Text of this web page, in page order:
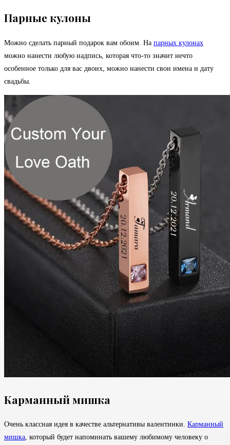
Парные кулоны
Можно сделать парный подарок вам обоим. На парных кулонах
можно нанести любую надпись, которая что-то значит нечто
особенное только для вас двоих, можно нанести свои имена и дату
свадьбы.
Карманный мишка
Очень классная идея в качестве альтернативы валентинки. Карманный
мишка, который будет напоминать вашему любимому человеку о